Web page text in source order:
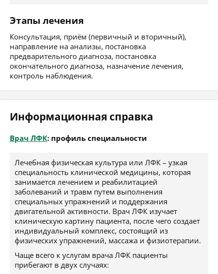
Этапы лечения
Консультация, приём (первичный и вторичный),
направление на анализы, постановка
предварительного диагноза, постановка
окончательного диагноза, назначение лечения,
контроль наблюдения.
Информационная справка
Врач ЛФК: профиль специальности
Лечебная физическая культура или ЛФК – узкая
специальность клинической медицины, которая
занимается лечением и реабилитацией
заболеваний и травм путем выполнения
специальных упражнений и поддержания
двигательной активности. Врач ЛФК изучает
клиническую картину пациента, после чего создает
индивидуальный комплекс, состоящий из
физических упражнений, массажа и физиотерапии.
Чаще всего к услугам врача ЛФК пациенты
прибегают в двух случаях: